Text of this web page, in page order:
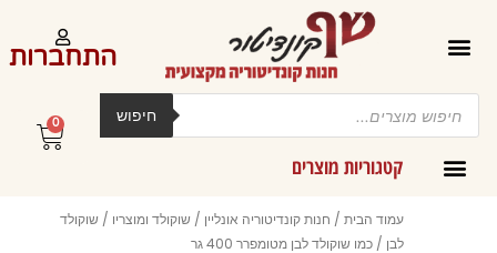
התחברות
Products
search
חיפוש
קטגוריות מוצרים
0
עגלת
קניות
עמוד הבית / חנות קונדיטוריה אונליין / שוקולד ומוצריו / שוקולד
לבן / כמו שוקולד לבן מטומפרר 400 גר